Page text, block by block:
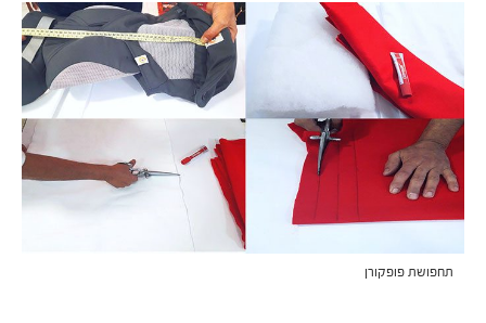
תחפושת פופקורן